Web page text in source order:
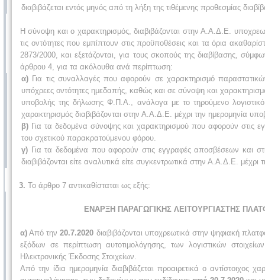
διαβιβάζεται εντός μηνός από τη λήξη της τιθέμενης προθεσμίας
Η σύνοψη και ο χαρακτηρισμός, διαβιβάζονται στην Α.Α.Δ.Ε.
τις οντότητες που εμπίπτουν στις προϋποθέσεις και τα όρια
2873/2000, και εξετάζονται, για τους σκοπούς της διαβίβασης,
άρθρου 4, για τα ακόλουθα ανά περίπτωση:
α) Για τις συναλλαγές που αφορούν σε χαρακτηρισμό
υπόχρεες οντότητες ημεδαπής, καθώς και σε σύνοψη και
υποβολής της δήλωσης Φ.Π.Α., ανάλογα με το τηρούμενο
χαρακτηρισμός διαβιβάζονται στην Α.Α.Δ.Ε. μέχρι την ημερομηνία
β) Για τα δεδομένα σύνοψης και χαρακτηρισμού που αφορούν στις
του σχετικού παρακρατούμενου φόρου.
γ) Για τα δεδομένα που αφορούν στις εγγραφές αποσβέσεων και
διαβιβάζονται είτε αναλυτικά είτε συγκεντρωτικά στην Α.Α.Δ.Ε.
3. Το άρθρο 7 αντικαθίσταται ως εξής:
ΕΝΑΡΞΗ ΠΑΡΑΓΩΓΙΚΗΣ ΛΕΙΤΟΥΡΓΙΑΣΤΗΣ
α) Από την20.7.2020 διαβιβάζονται υποχρεωτικά στην ψηφιακή
εξόδων σε περίπτωση αυτοτιμολόγησης, των λογιστικών
Ηλεκτρονικής Έκδοσης Στοιχείων.
Από την ίδια ημερομηνία διαβιβάζεται προαιρετικά ο